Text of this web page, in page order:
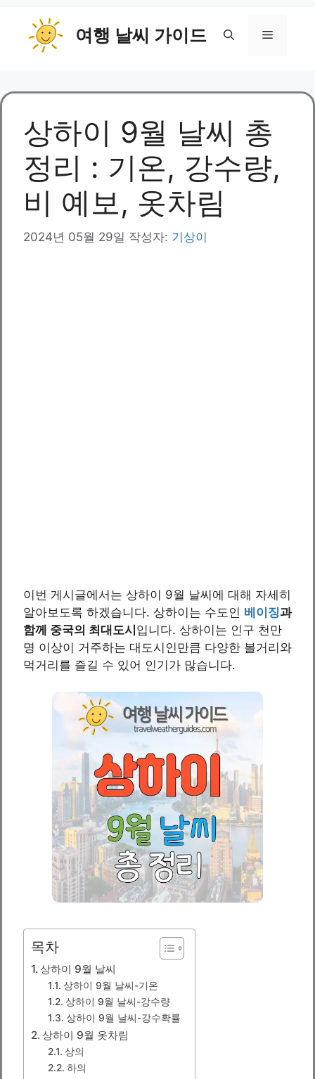
너
여행 날씨 가이드 메
상하이 9월 날씨 총
정리 : 기온, 강수량,
비 예보, 옷차림
2024년 05월 29일 작성자: 기상이
이번 게시글에서는 상하이 9월 날씨에 대해 자세히
알아보도록 하겠습니다. 상하이는 수도인 베이징과
함께 중국의 최대도시입니다. 상하이는 인구 천만
명 이상이 거주하는 대도시인만큼 다양한 볼거리와
먹거리를 즐길 수 있어 인기가 많습니다.
목차
상하이 9월 날씨
상하이 9월 날씨-기온
상하이 9월 날씨-강수량
상하이 9월 날씨-강수확률
상하이 9월 옷차림
상의
하의